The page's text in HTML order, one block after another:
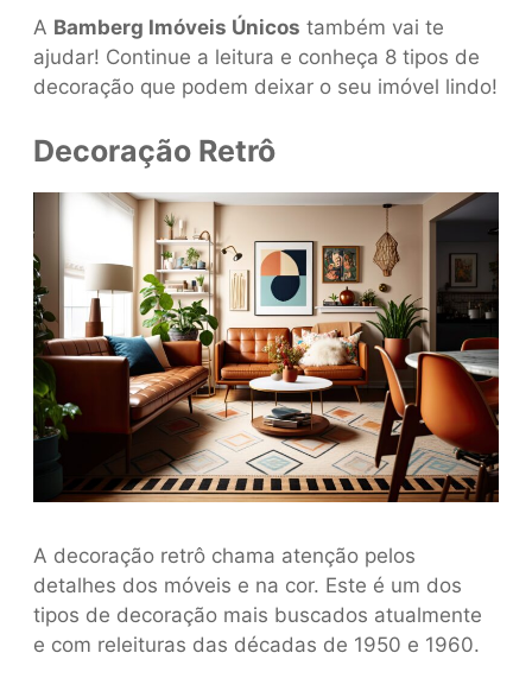
A Bamberg Imóveis Únicos também vai te
ajudar! Continue a leitura e conheça 8 tipos de
decoração que podem deixar o seu imóvel lindo!
Decoração Retrô
A decoração retrô chama atenção pelos
detalhes dos móveis e na cor. Este é um dos
tipos de decoração mais buscados atualmente
e com releituras das décadas de 1950 e 1960.